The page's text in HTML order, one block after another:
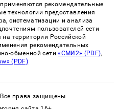
рекомендательные
технологии предоставления
систематизации и анализа
пользователей сети
территории Российской
рекомендательных
обменной сети«СМИ2» (PDF),
(PDF)
права защищены